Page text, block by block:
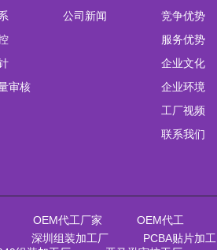
审核
公司新闻
竞争优势
服务优势
企业文化
企业环境
工厂视频
联系我们
OEM代工厂家 OEM代工
深圳组装加工厂 PCBA贴片加工